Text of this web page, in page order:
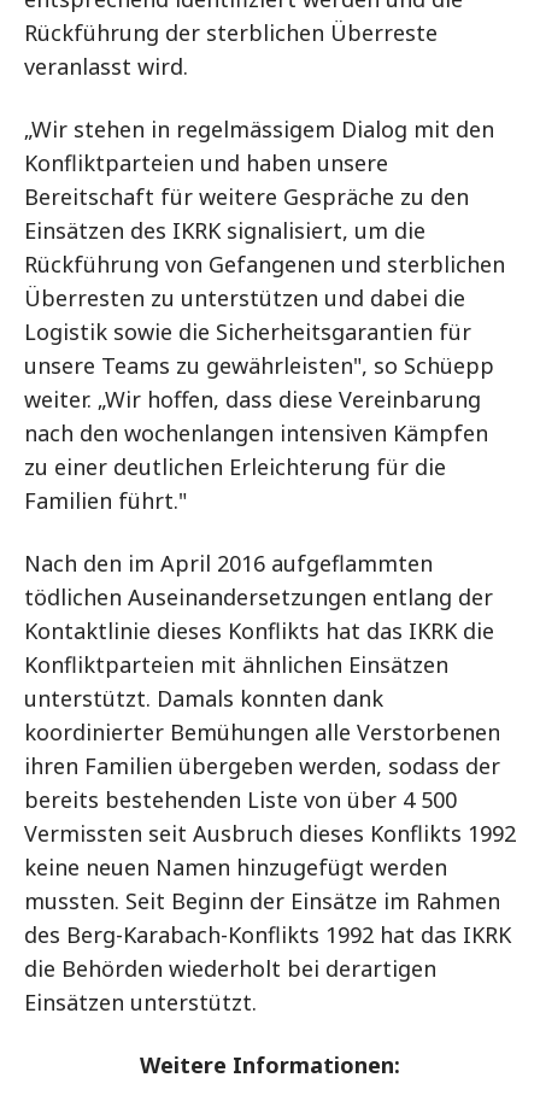
Rückführung der sterblichen Überreste
veranlasst wird.
„Wir stehen in regelmässigem Dialog mit den
Konfliktparteien und haben unsere
Bereitschaft für weitere Gespräche zu den
Einsätzen des IKRK signalisiert, um die
Rückführung von Gefangenen und sterblichen
Überresten zu unterstützen und dabei die
Logistik sowie die Sicherheitsgarantien für
unsere Teams zu gewährleisten", so Schüepp
weiter. „Wir hoffen, dass diese Vereinbarung
nach den wochenlangen intensiven Kämpfen
zu einer deutlichen Erleichterung für die
Familien führt."
Nach den im April 2016 aufgeflammten
tödlichen Auseinandersetzungen entlang der
Kontaktlinie dieses Konflikts hat das IKRK die
Konfliktparteien mit ähnlichen Einsätzen
unterstützt. Damals konnten dank
koordinierter Bemühungen alle Verstorbenen
ihren Familien übergeben werden, sodass der
bereits bestehenden Liste von über 4 500
Vermissten seit Ausbruch dieses Konflikts 1992
keine neuen Namen hinzugefügt werden
mussten. Seit Beginn der Einsätze im Rahmen
des Berg-Karabach-Konflikts 1992 hat das IKRK
die Behörden wiederholt bei derartigen
Einsätzen unterstützt.
Weitere Informationen: